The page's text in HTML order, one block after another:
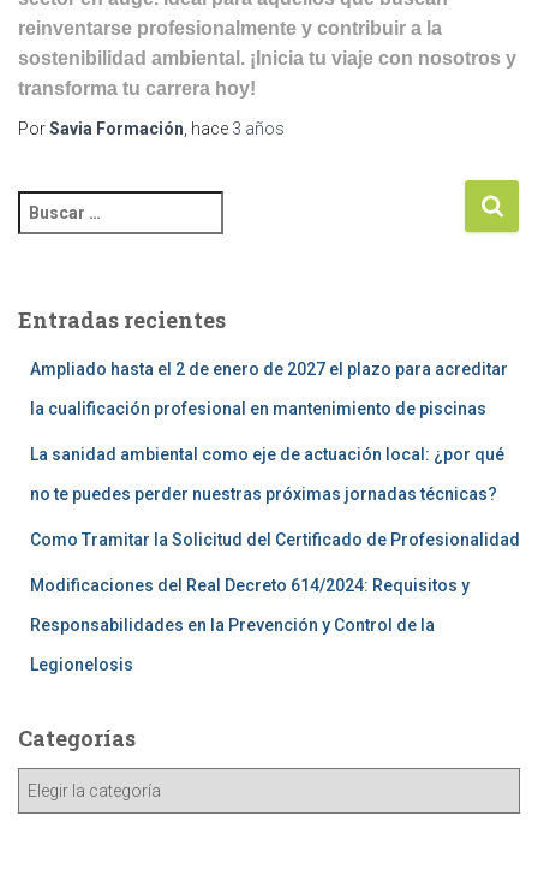
reinventarse profesionalmente y contribuir a la
sostenibilidad ambiental. ¡Inicia tu viaje con nosotros y
transforma tu carrera hoy!
PorSavia Formación , hace 3 años
Entradas recientes
Ampliado hasta el 2 de enero de 2027 el plazo para acreditar
la cualificación profesional en mantenimiento de piscinas
La sanidad ambiental como eje de actuación local: ¿por qué
no te puedes perder nuestras próximas jornadas técnicas?
Como Tramitar la Solicitud del Certificado de Profesionalidad
Modificaciones del Real Decreto 614/2024: Requisitos y
Responsabilidades en la Prevención y Control de la
Legionelosis
Categorías